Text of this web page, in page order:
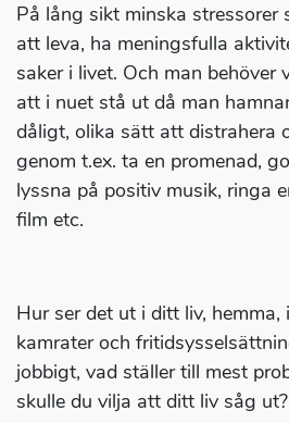
På lång sikt minska stressorer
att leva, ha meningsfulla
saker i livet. Och man behöver
att i nuet stå ut då man
dåligt, olika sätt att distrahera
genom t.ex. ta en promenad,
lyssna på positiv musik, ringa
film etc.
Hur ser det ut i ditt liv, hemma,
kamrater och
jobbigt, vad ställer till mest
skulle du vilja att ditt liv såg ut?